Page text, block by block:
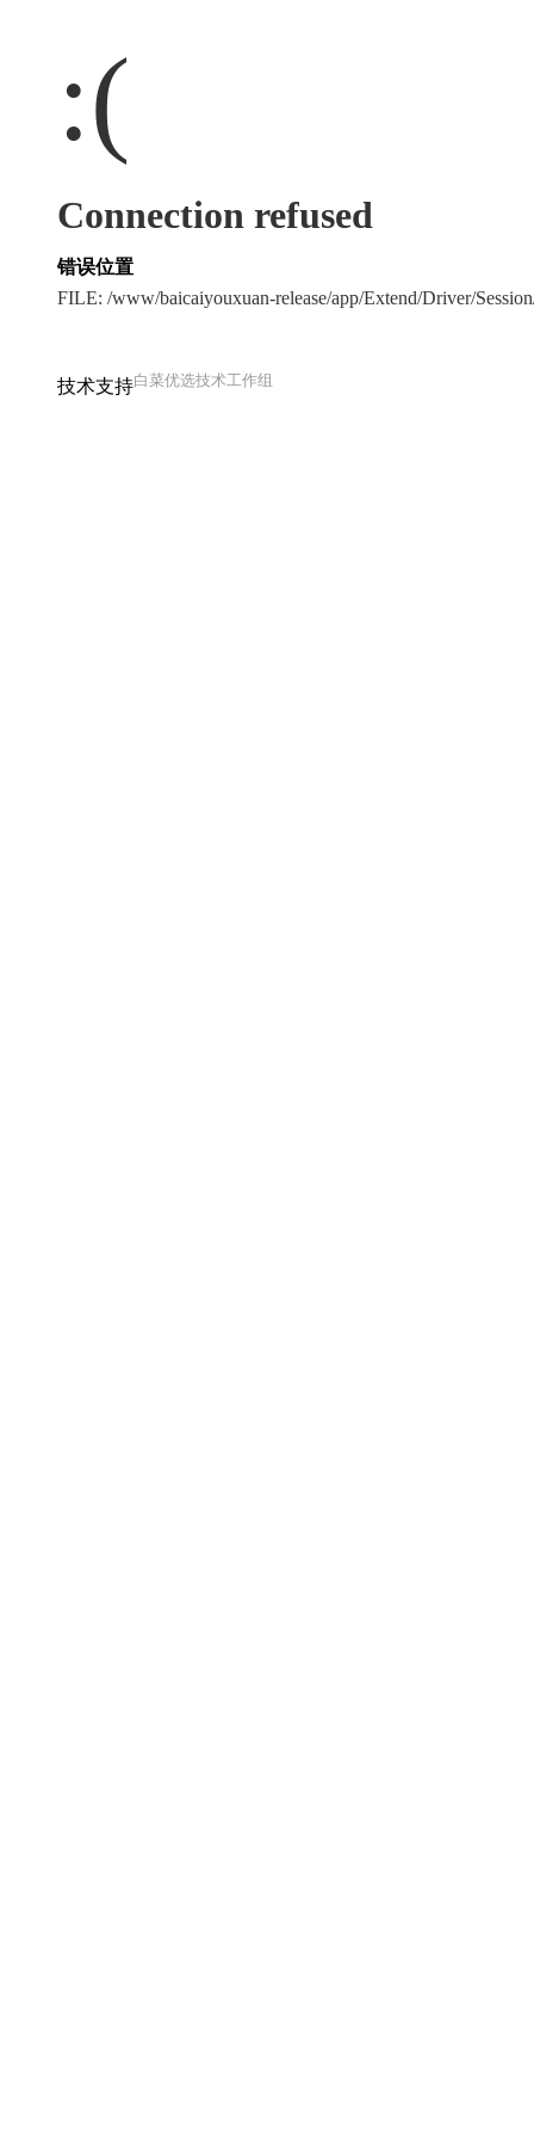
:(
Connection refused
错误位置
FILE: /www/baicaiyouxuan-release/app/Extend/Driver/
技术支持白菜优选技术工作组